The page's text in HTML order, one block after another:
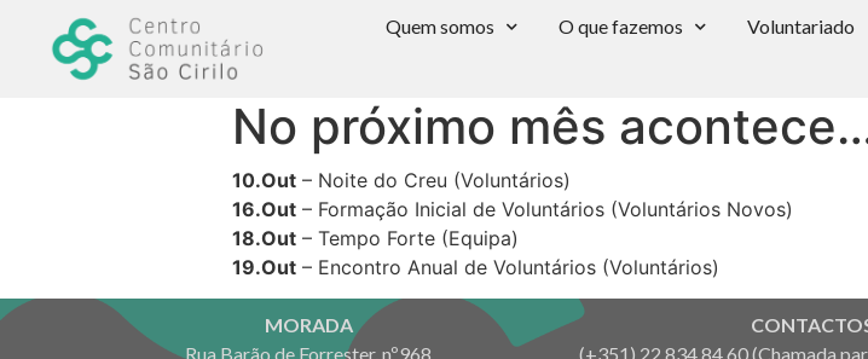
Quem somos O que fazemos Voluntariado
No próximo mês
10.Out – Noite do Creu (Voluntários)
16.Out – Formação Inicial de Voluntários (Voluntários Novos)
18.Out – Tempo Forte (Equipa)
19.Out – Encontro Anual de Voluntários (Voluntários)
MORADA
Rua Barão de Forrester, nº968
(+351) 22 834 84 60 (Chamada